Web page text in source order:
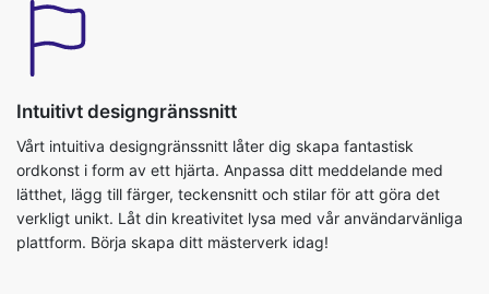
Intuitivt designgränssnitt
Vårt intuitiva designgränssnitt låter dig skapa fantastisk
ordkonst i form av ett hjärta. Anpassa ditt meddelande med
lätthet, lägg till färger, teckensnitt och stilar för att göra det
verkligt unikt. Låt din kreativitet lysa med vår användarvänliga
plattform. Börja skapa ditt mästerverk idag!